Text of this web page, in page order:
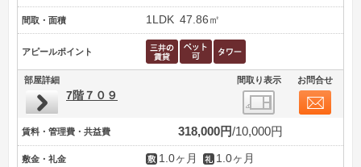
間取・面積 1LDK 47.86㎡
アピールポイント
部屋詳細 間取り表示 お問合せ
7階７０９
賃料・管理費・共益費 318,000円 10,000円
敷金・礼金 1.0ヶ月 1.0ヶ月